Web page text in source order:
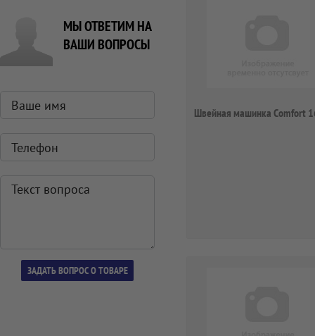
МЫ ОТВЕТИМ НА
ВАШИ ВОПРОСЫ
Швейная машинка Comfort